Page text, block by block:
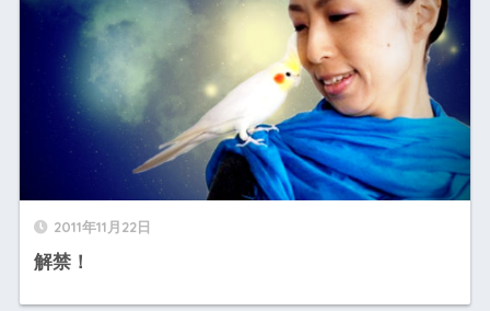
2011年11月22日
解禁！